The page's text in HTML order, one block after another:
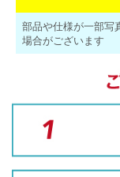
部品や仕様が一部写
場合がございます